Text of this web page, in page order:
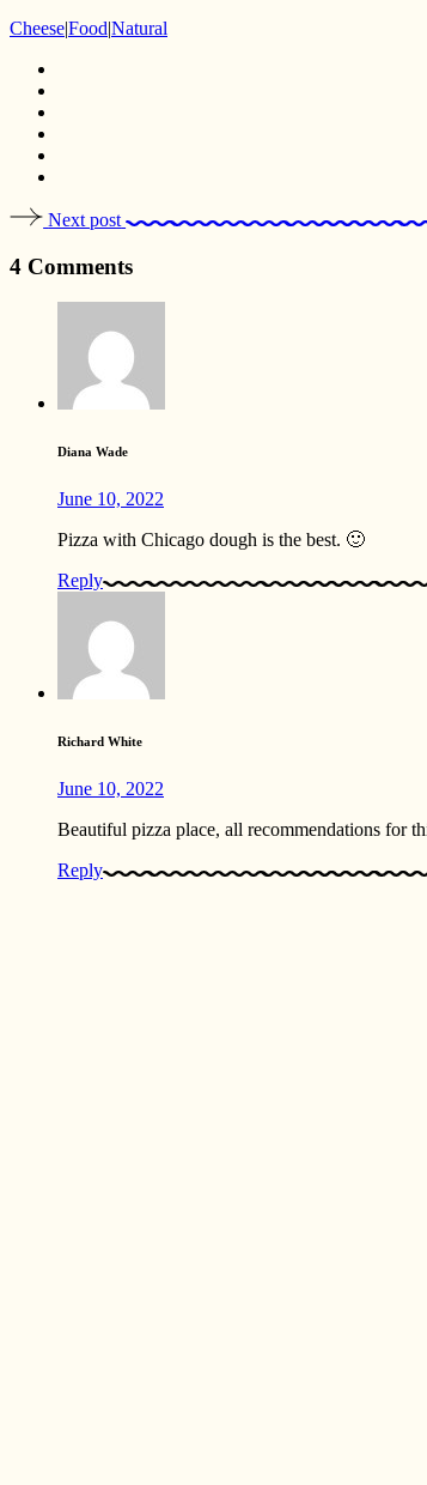
Cheese|Food|Natural
Next post
4 Comments
Diana Wade
June 10, 2022
Pizza with Chicago dough is the best. 🙂
Reply
Richard White
June 10, 2022
Beautiful pizza place, all recommendations for
Reply